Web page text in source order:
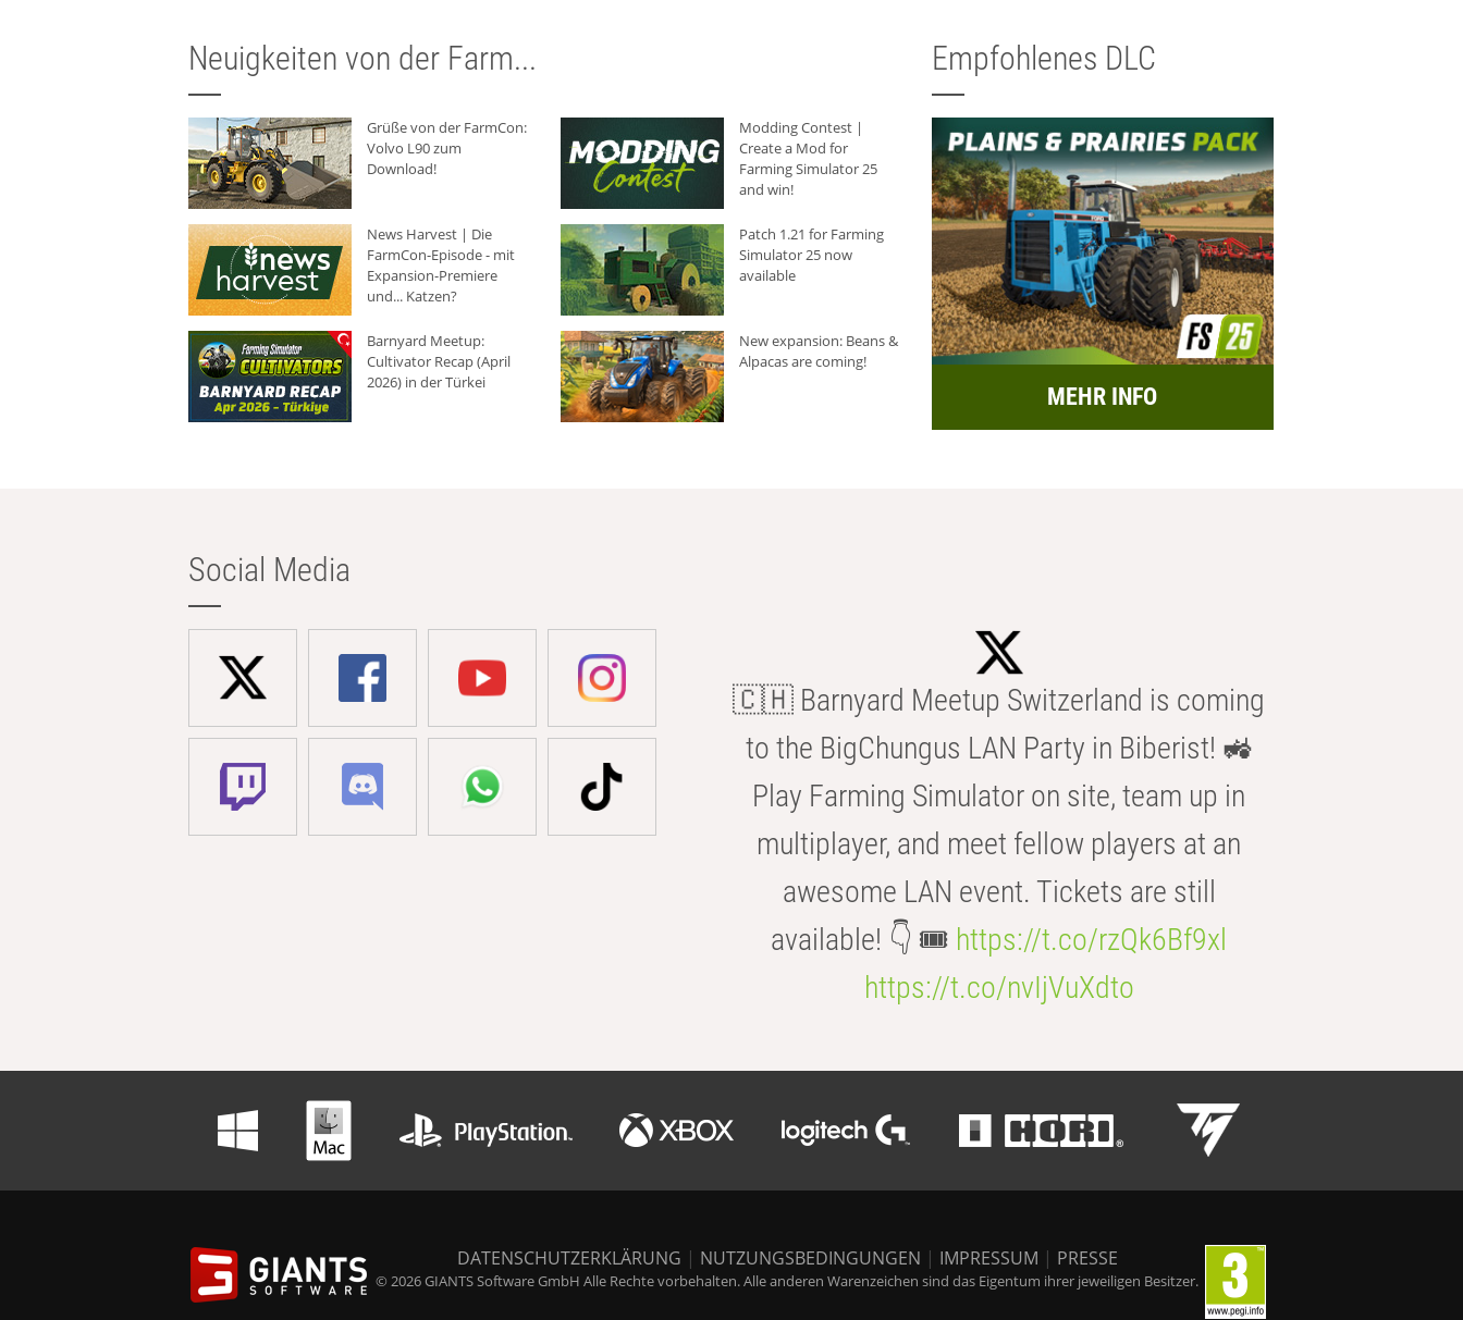
Neuigkeiten von der Farm...
Grüße von der FarmCon:
Volvo L90 zum
Download!
Modding Contest |
Create a Mod for
Farming Simulator 25
and win!
News Harvest | Die
FarmCon-Episode - mit
Expansion-Premiere
und... Katzen?
Patch 1.21 for Farming
Simulator 25 now
available
Barnyard Meetup:
Cultivator Recap (April
2026) in der Türkei
New expansion: Beans &
Alpacas are coming!
Empfohlenes DLC
MEHR INFO
Social Media
🇨🇭 Barnyard Meetup Switzerland is coming
to the BigChungus LAN Party in Biberist! 🚜
Play Farming Simulator on site, team up in
multiplayer, and meet fellow players at an
awesome LAN event. Tickets are still
available! 👇 🎟️ https://t.co/rzQk6Bf9xl
https://t.co/nvIjVuXdto
DATENSCHUTZERKLÄRUNG | NUTZUNGSBEDINGUNGEN | IMPRESSUM | PRESSE
© 2026 GIANTS Software GmbH Alle Rechte vorbehalten. Alle anderen Warenzeichen sind das Eigentum ihrer jeweiligen Besitzer.